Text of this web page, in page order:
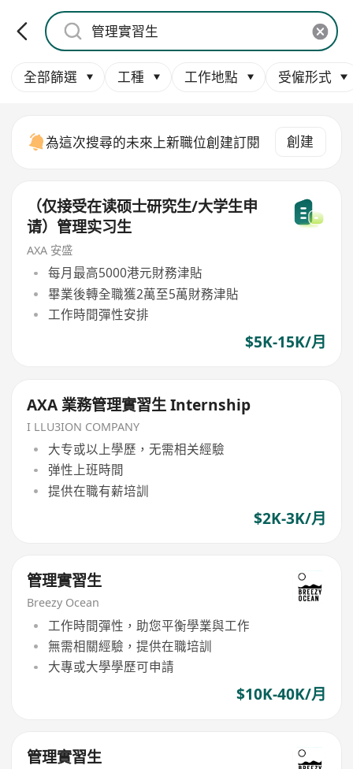
全部篩選 工種 工作地點 受僱形式
為這次搜尋的未來上新職位創建訂閱 創建
（仅接受在读硕士研究生/大学生申
请）管理实习生
AXA 安盛
每月最高5000港元財務津貼
畢業後轉全職獲2萬至5萬財務津貼
工作時間彈性安排
$5K-15K/月
AXA 業務管理實習生 Internship
I LLU3ION COMPANY
大专或以上學歷，无需相关經驗
弹性上班時間
提供在職有薪培訓
$2K-3K/月
管理實習生
Breezy Ocean
工作時間彈性，助您平衡學業與工作
無需相關經驗，提供在職培訓
大專或大學學歷可申請
$10K-40K/月
管理實習生